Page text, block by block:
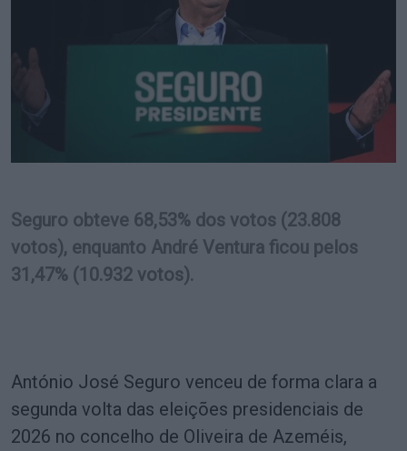
Seguro obteve 68,53% dos votos (23.808
votos), enquanto André Ventura ficou pelos
31,47% (10.932 votos).
António José Seguro venceu de forma clara a
segunda volta das eleições presidenciais de
2026 no concelho de Oliveira de Azeméis,